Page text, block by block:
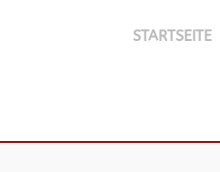
STARTSEITE